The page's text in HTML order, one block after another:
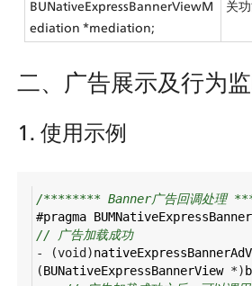
BUNativeExpressBannerViewM
ediation *mediation;
关
二、广告展示及行为
1. 使用示例
/******** Banner广告回调处理
#pragma
// 广告加载成功
-
(void )
(BUNativeExpressBannerView *)